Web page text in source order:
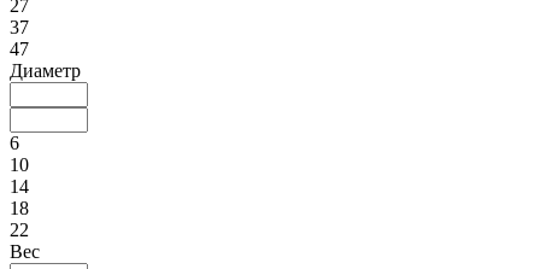
27
37
47
Диаметр
6
10
14
18
22
Вес